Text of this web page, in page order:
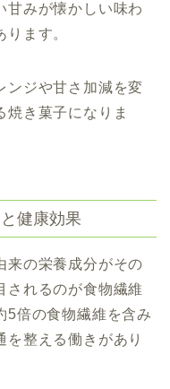
甘みが懐かしい味わ
ます。
ンジや甘さ加減を変
焼き菓子になりま
健康効果
来の栄養成分がその
されるのが食物繊維
5倍の食物繊維を含み
を整える働きがあり